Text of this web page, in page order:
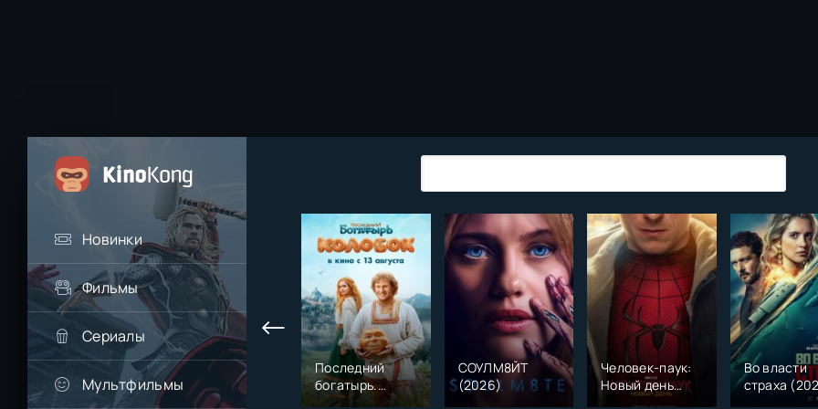
Новинки
Фильмы
Сериалы
Мультфильмы
Последний
богатырь.
Колобок (2026)
СОУЛМ8ЙТ
(2026)
Человек-паук:
Новый день
(2026)
Во власти
страха